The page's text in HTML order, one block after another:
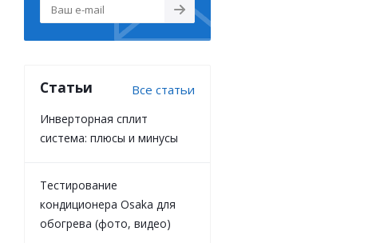
Статьи Все статьи
Инверторная сплит
система: плюсы и минусы
Тестирование
кондиционера Osaka для
обогрева (фото, видео)